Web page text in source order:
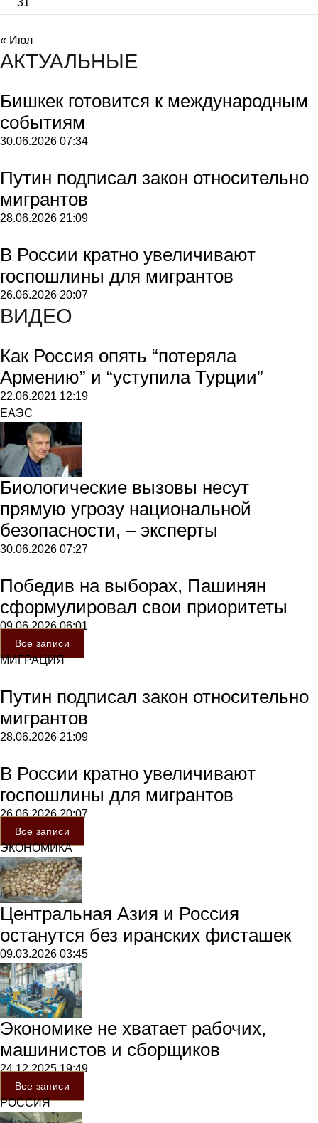
« Июл
АКТУАЛЬНЫЕ
Бишкек готовится к международным
событиям
30.06.2026 07:34
Путин подписал закон относительно
мигрантов
28.06.2026 21:09
В России кратно увеличивают
госпошлины для мигрантов
26.06.2026 20:07
ВИДЕО
Как Россия опять “потеряла
Армению” и “уступила Турции”
22.06.2021 12:19
ЕАЭС
Биологические вызовы несут
прямую угрозу национальной
безопасности, – эксперты
30.06.2026 07:27
Победив на выборах, Пашинян
сформулировал свои приоритеты
09.06.202606:01
Все записи
МИГРАЦИЯ
Путин подписал закон относительно
мигрантов
28.06.2026 21:09
В России кратно увеличивают
госпошлины для мигрантов
26.06.202620:07
Все записи
ЭКОНОМИКА
Центральная Азия и Россия
останутся без иранских фисташек
09.03.2026 03:45
Экономике не хватает рабочих,
машинистов и сборщиков
24.12.202519:49
Все записи
РОССИЯ